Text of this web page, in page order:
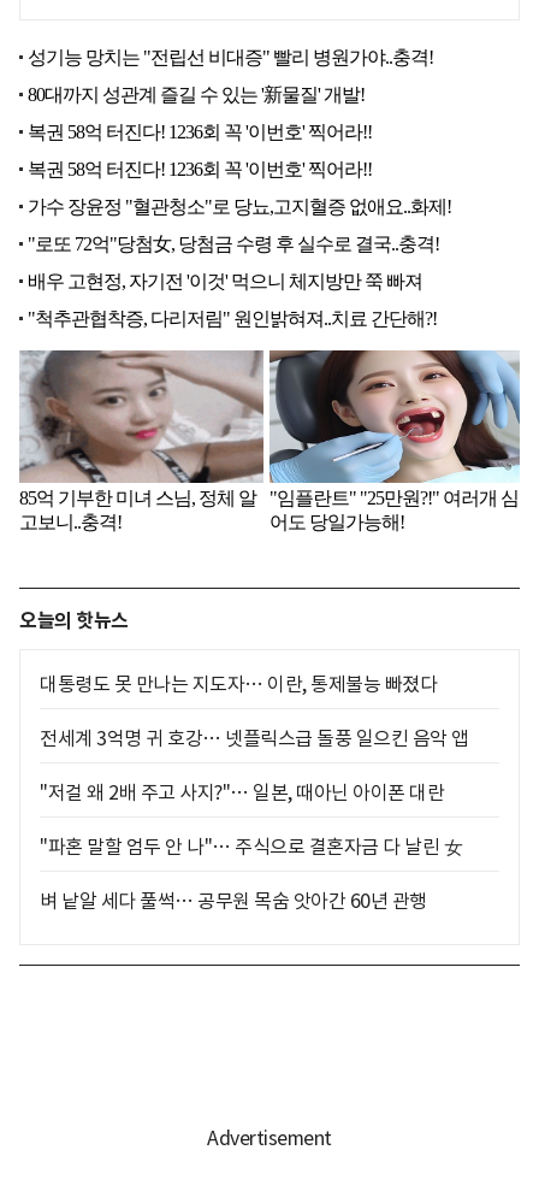
오늘의 핫뉴스
대통령도 못 만나는 지도자… 이란, 통제불능 빠졌다
전세계 3억명 귀 호강… 넷플릭스급 돌풍 일으킨 음악 앱
"저걸 왜 2배 주고 사지?"… 일본, 때아닌 아이폰 대란
"파혼 말할 엄두 안 나"… 주식으로 결혼자금 다 날린 女
벼 낱알 세다 풀썩… 공무원 목숨 앗아간 60년 관행